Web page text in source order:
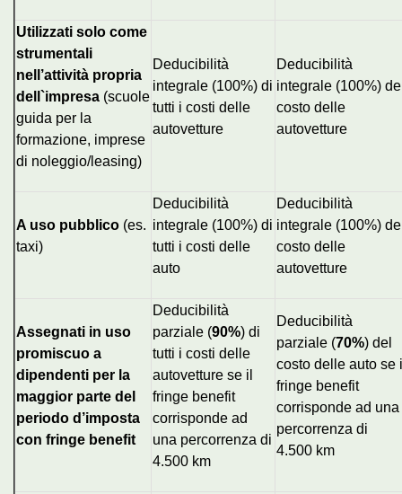
Utilizzati solo come
strumentali
nell’attività propria
dell`impresa (scuole
guida per la
formazione, imprese
di noleggio/leasing)
Deducibilità
integrale (100%) di
tutti i costi delle
autovetture
Deducibilità
integrale (100%)
costo delle
autovetture
A uso pubblico (es.
taxi)
Deducibilità
integrale (100%) di
tutti i costi delle
auto
Deducibilità
integrale (100%)
costo delle
autovetture
Assegnati in uso
promiscuo a
dipendenti per la
maggior parte del
periodo d’imposta
con fringe benefit
Deducibilità
parziale (90%) di
tutti i costi delle
autovetture se il
fringe benefit
corrisponde ad
una percorrenza di
4.500 km
Deducibilità
parziale (70%) del
costo delle auto se
fringe benefit
corrisponde ad una
percorrenza di
4.500 km